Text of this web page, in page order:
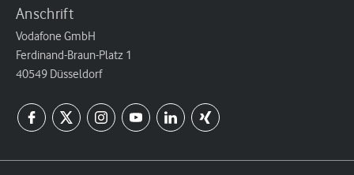
Anschrift
Vodafone GmbH
Ferdinand-Braun-Platz 1
40549 Düsseldorf